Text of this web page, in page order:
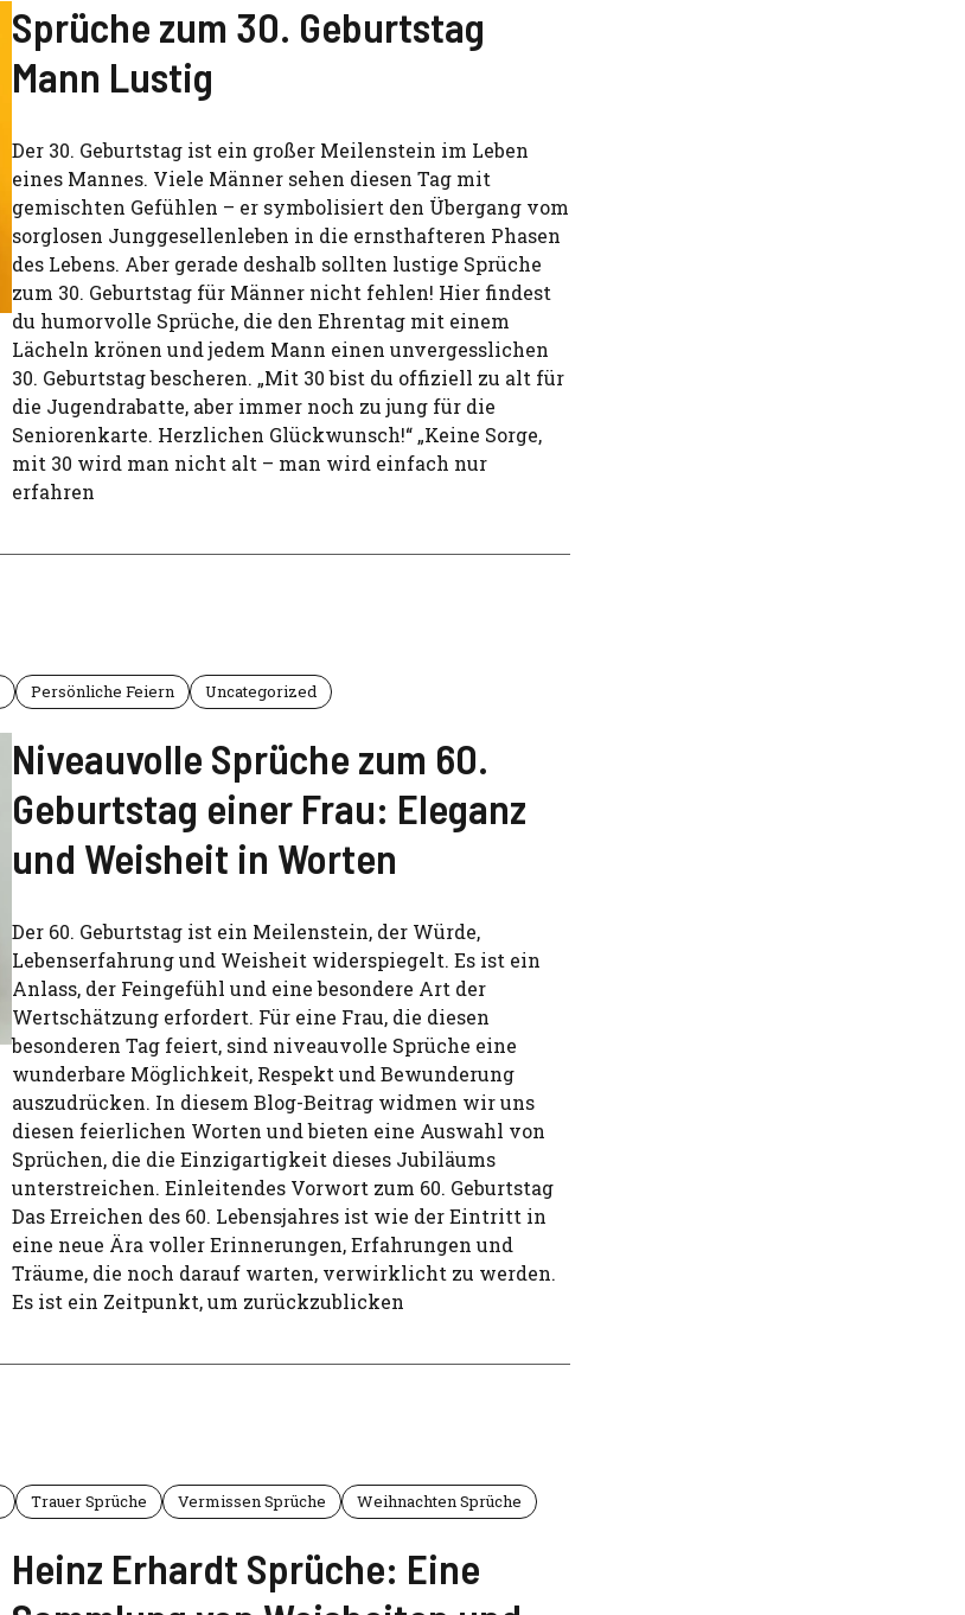
Sprüche zum 30. Geburtstag
Mann Lustig
Der 30. Geburtstag ist ein großer Meilenstein im Leben
eines Mannes. Viele Männer sehen diesen Tag mit
gemischten Gefühlen – er symbolisiert den Übergang vom
sorglosen Junggesellenleben in die ernsthafteren Phasen
des Lebens. Aber gerade deshalb sollten lustige Sprüche
zum 30. Geburtstag für Männer nicht fehlen! Hier findest
du humorvolle Sprüche, die den Ehrentag mit einem
Lächeln krönen und jedem Mann einen unvergesslichen
30. Geburtstag bescheren. „Mit 30 bist du offiziell zu alt für
die Jugendrabatte, aber immer noch zu jung für die
Seniorenkarte. Herzlichen Glückwunsch!“ „Keine Sorge,
mit 30 wird man nicht alt – man wird einfach nur
erfahren
Persönliche Feiern Uncategorized
Niveauvolle Sprüche zum 60.
Geburtstag einer Frau: Eleganz
und Weisheit in Worten
Der 60. Geburtstag ist ein Meilenstein, der Würde,
Lebenserfahrung und Weisheit widerspiegelt. Es ist ein
Anlass, der Feingefühl und eine besondere Art der
Wertschätzung erfordert. Für eine Frau, die diesen
besonderen Tag feiert, sind niveauvolle Sprüche eine
wunderbare Möglichkeit, Respekt und Bewunderung
auszudrücken. In diesem Blog-Beitrag widmen wir uns
diesen feierlichen Worten und bieten eine Auswahl von
Sprüchen, die die Einzigartigkeit dieses Jubiläums
unterstreichen. Einleitendes Vorwort zum 60. Geburtstag
Das Erreichen des 60. Lebensjahres ist wie der Eintritt in
eine neue Ära voller Erinnerungen, Erfahrungen und
Träume, die noch darauf warten, verwirklicht zu werden.
Es ist ein Zeitpunkt, um zurückzublicken
Trauer Sprüche Vermissen Sprüche Weihnachten Sprüche
Heinz Erhardt Sprüche: Eine